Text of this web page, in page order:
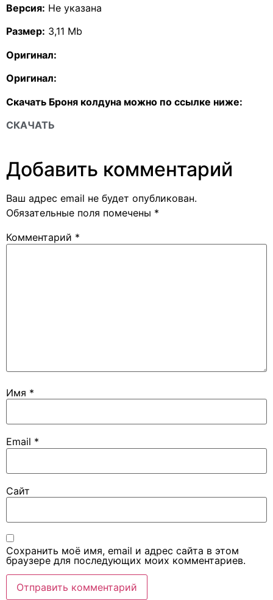
Версия: Не указана
Размер: 3,11 Mb
Оригинал:
Оригинал:
Скачать Броня колдуна можно по ссылке ниже:
СКАЧАТЬ
Добавить комментарий
Ваш адрес email не будет опубликован.
Обязательные поля помечены *
Комментарий *
Имя *
Email *
Сайт
Сохранить моё имя, email и адрес сайта в этом
браузере для последующих моих комментариев.